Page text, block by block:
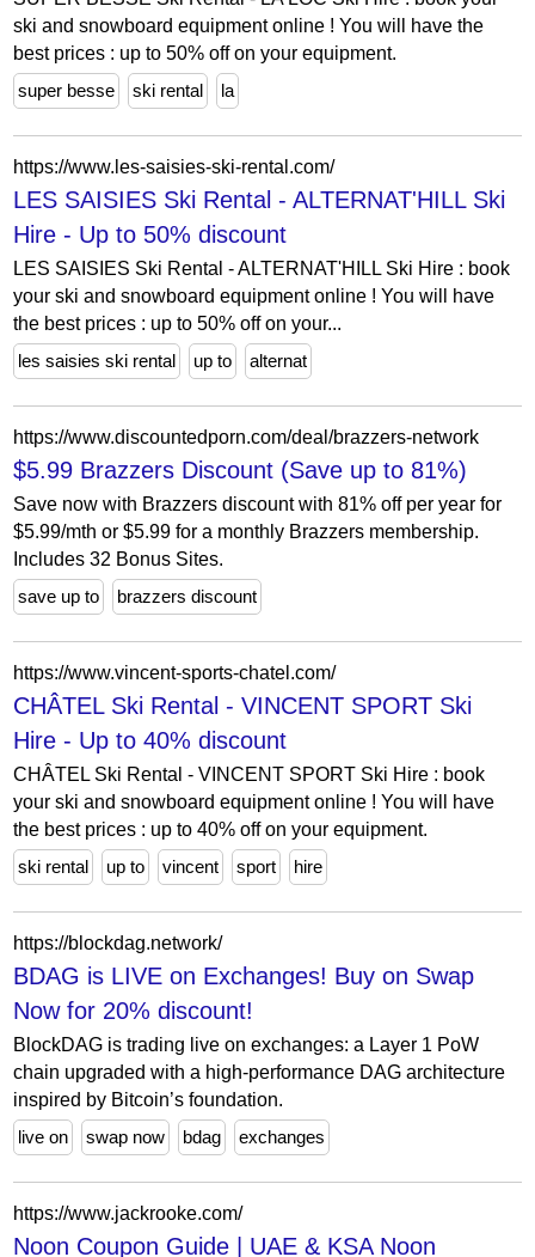
ski and snowboard equipment online ! You will have the
best prices : up to 50% off on your equipment.
super besse
ski rental la
https://www.les-saisies-ski-rental.com/
LES SAISIES Ski Rental - ALTERNAT'HILL Ski
Hire - Up to 50% discount
LES SAISIES Ski Rental - ALTERNAT'HILL Ski Hire : book
your ski and snowboard equipment online ! You will have
the best prices : up to 50% off on your...
les saisies ski rental
up to alternat
https://www.discountedporn.com/deal/brazzers-network
$5.99 Brazzers Discount (Save up to 81%)
Save now with Brazzers discount with 81% off per year for
$5.99/mth or $5.99 for a monthly Brazzers membership.
Includes 32 Bonus Sites.
save up to
brazzers discount
https://www.vincent-sports-chatel.com/
CHÂTEL Ski Rental - VINCENT SPORT Ski
Hire - Up to 40% discount
CHÂTEL Ski Rental - VINCENT SPORT Ski Hire : book
your ski and snowboard equipment online ! You will have
the best prices : up to 40% off on your equipment.
ski rental
up to vincent sport hire
https://blockdag.network/
BDAG is LIVE on Exchanges! Buy on Swap
Now for 20% discount!
BlockDAG is trading live on exchanges: a Layer 1 PoW
chain upgraded with a high-performance DAG architecture
inspired by Bitcoin’s foundation.
live on
swap now bdag exchanges
https://www.jackrooke.com/
Noon Coupon Guide | UAE & KSA Noon